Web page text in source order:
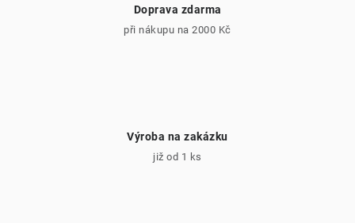
Doprava zdarma
při nákupu na 2000 Kč
Výroba na zakázku
již od 1 ks